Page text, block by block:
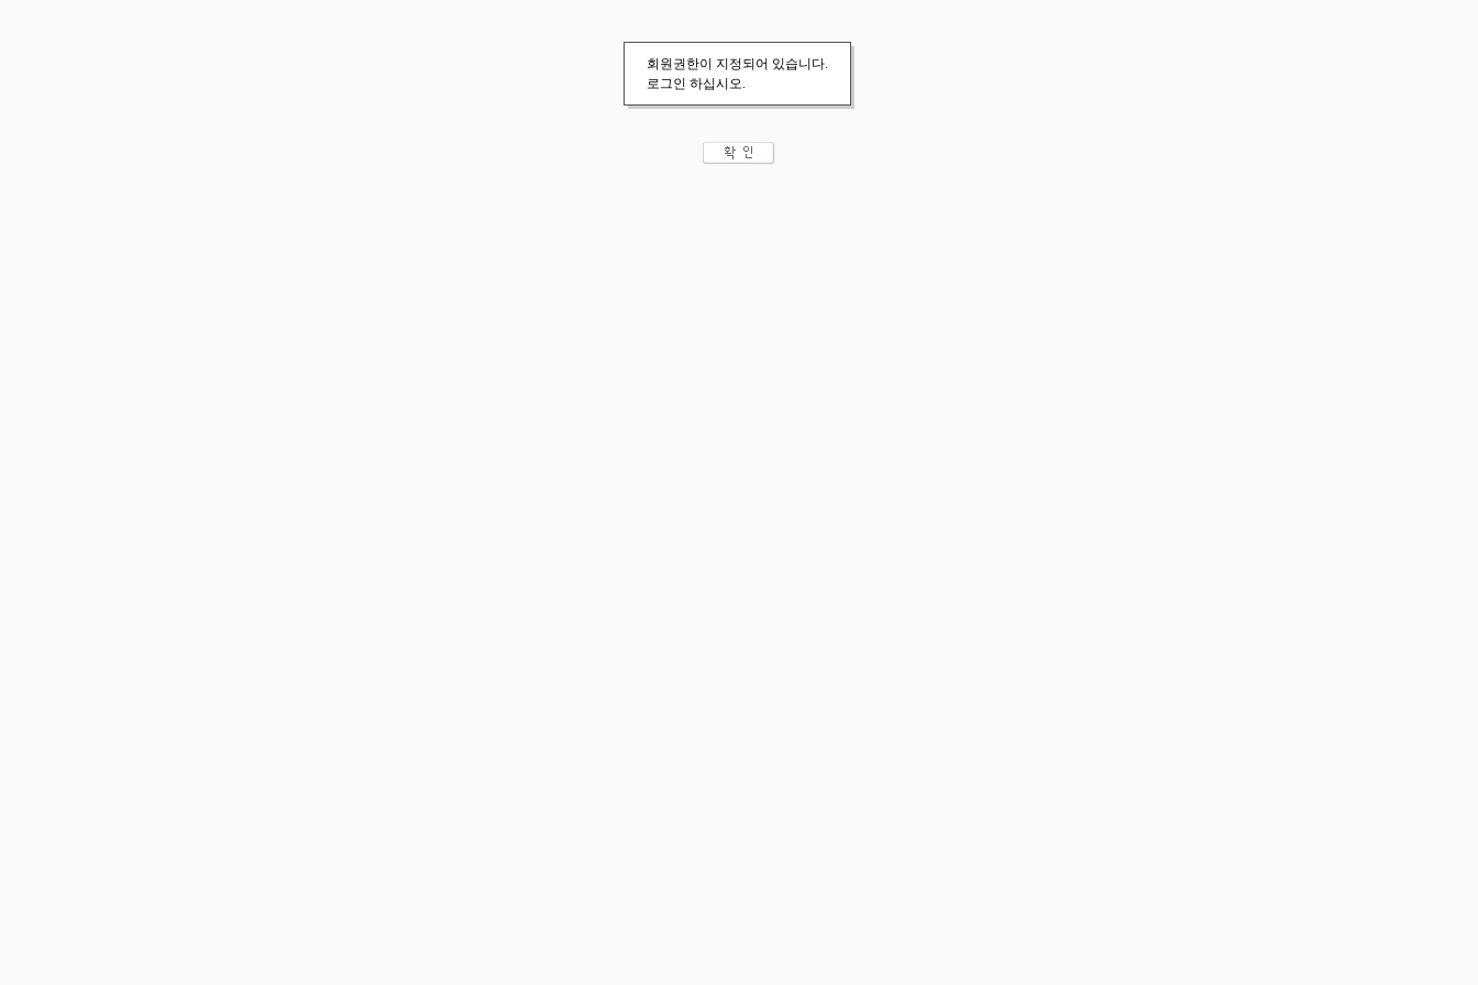
회원권한이 지정되어 있습니다.
로그인 하십시오.